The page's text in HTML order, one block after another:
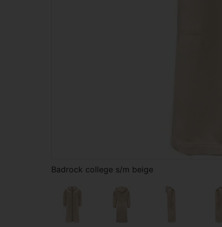
Badrock college s/m beige